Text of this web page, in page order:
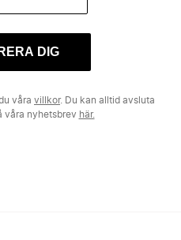
DIG
våra villkor. Du kan alltid avsluta
våra nyhetsbrev här.